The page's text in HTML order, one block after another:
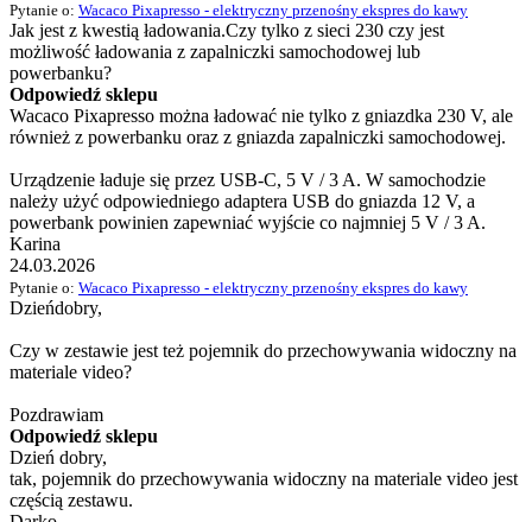
Pytanie o: Wacaco Pixapresso - elektryczny przenośny ekspres do kawy
Jak jest z kwestią ładowania.Czy tylko z sieci 230 czy jest
możliwość ładowania z zapalniczki samochodowej lub
powerbanku?
Odpowiedź sklepu
Wacaco Pixapresso można ładować nie tylko z gniazdka 230 V, ale
również z powerbanku oraz z gniazda zapalniczki samochodowej.
Urządzenie ładuje się przez USB-C, 5 V / 3 A. W samochodzie
należy użyć odpowiedniego adaptera USB do gniazda 12 V, a
powerbank powinien zapewniać wyjście co najmniej 5 V / 3 A.
Karina
24.03.2026
Pytanie o: Wacaco Pixapresso - elektryczny przenośny ekspres do kawy
Dzieńdobry,
Czy w zestawie jest też pojemnik do przechowywania widoczny na
materiale video?
Pozdrawiam
Odpowiedź sklepu
Dzień dobry,
tak, pojemnik do przechowywania widoczny na materiale video jest
częścią zestawu.